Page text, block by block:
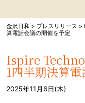
金沢日和 > プレスリリース >
算電話会議の開催を予定
Ispire
1四半期決算
2025年11月6日(木)